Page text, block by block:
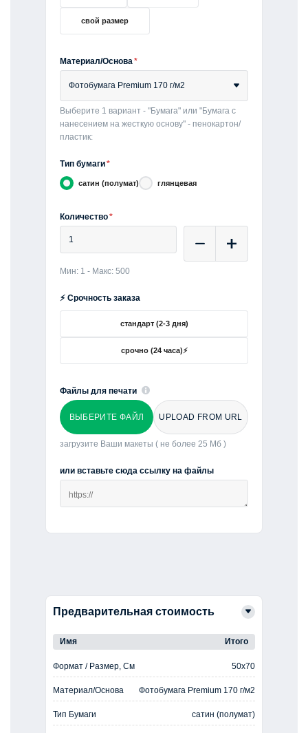
свой размер
Материал/Основа*
Фотобумага Premium 170 г/м2
Выберите 1 вариант - "Бумага" или "Бумага с
нанесением на жесткую основу" - пенокартон/
пластик:
Тип бумаги*
сатин (полумат) глянцевая
Количество*
Мин: 1 - Макс: 500
⚡ Срочность заказа
стандарт (2-3 дня)
срочно (24 часа)⚡
Файлы для печати
ВЫБЕРИТЕ ФАЙЛ UPLOAD FROM URL
загрузите Ваши макеты ( не более 25 Мб )
или вставьте сюда ссылку на файлы
Предварительная стоимость
Имя Итого
Формат / Размер, См 50x70
Материал/Основа Фотобумага Premium 170 г/м2
Тип Бумаги сатин (полумат)